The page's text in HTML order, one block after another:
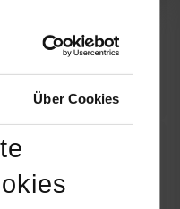
Über Cookies
Studierende
Transportation –
Umfeld